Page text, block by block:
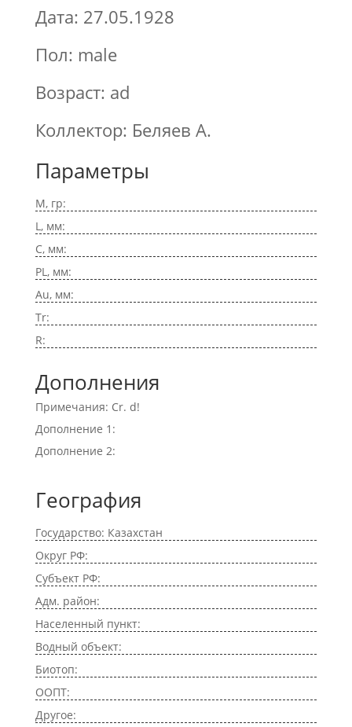
Дата: 27.05.1928
Пол: male
Возраст: ad
Коллектор: Беляев А.
Параметры
M, гр:
L, мм:
C, мм:
PL, мм:
Au, мм:
Tr:
R:
Дополнения
Примечания: Cr. d!
Дополнение 1:
Дополнение 2:
География
Государство: Казахстан
Округ РФ:
Субъект РФ:
Адм. район:
Населенный пункт:
Водный объект:
Биотоп:
ООПТ:
Другое: